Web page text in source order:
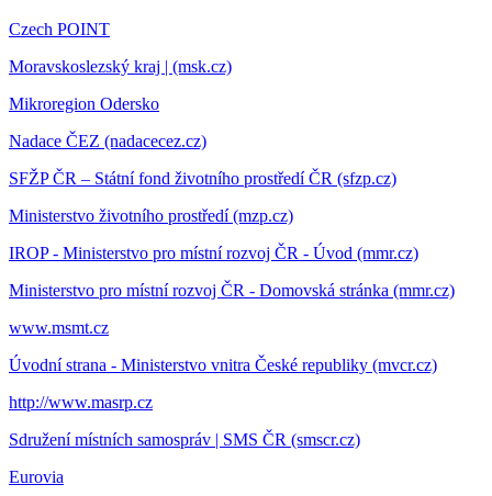
Czech POINT
Moravskoslezský kraj | (msk.cz)
Mikroregion Odersko
Nadace ČEZ (nadacecez.cz)
SFŽP ČR – Státní fond životního prostředí ČR (sfzp.cz)
Ministerstvo životního prostředí (mzp.cz)
IROP - Ministerstvo pro místní rozvoj ČR - Úvod (mmr.cz)
Ministerstvo pro místní rozvoj ČR - Domovská stránka (mmr.cz)
www.msmt.cz
Úvodní strana - Ministerstvo vnitra České republiky (mvcr.cz)
http://www.masrp.cz
Sdružení místních samospráv | SMS ČR (smscr.cz)
Eurovia